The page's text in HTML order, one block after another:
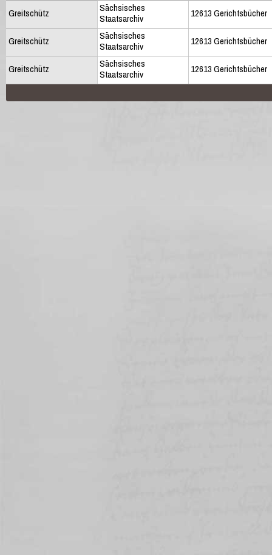
Greitschütz
Sächsisches
Staatsarchiv
12613 Gerichtsbücher
Greitschütz
Sächsisches
Staatsarchiv
12613 Gerichtsbücher
Greitschütz
Sächsisches
Staatsarchiv
12613 Gerichtsbücher